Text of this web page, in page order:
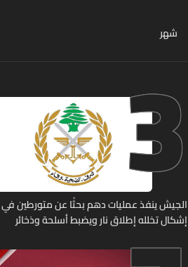
شهر
3
الجيش ينفذ عمليات دهم بحثًا عن متورطين في
إشكال تخلله إطلاق نار ويضبط أسلحة وذخائر